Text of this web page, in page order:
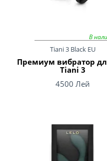
В
Tiani 3 Black EU
Премиум вибратор
Tiani 3
4500 Лей